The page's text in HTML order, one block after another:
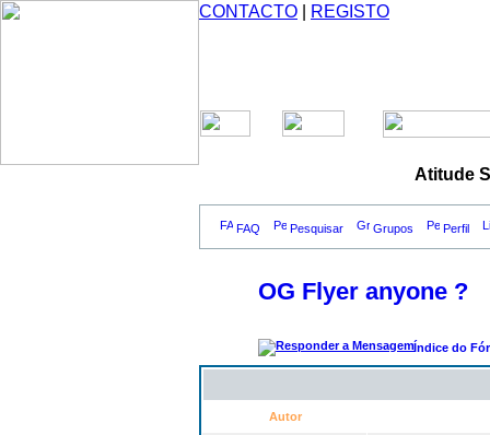
CONTACTO REGISTO
Atitude
FAQ Pesquisar Grupos Perfil
OG Flyer anyone ?
Índice do
Autor